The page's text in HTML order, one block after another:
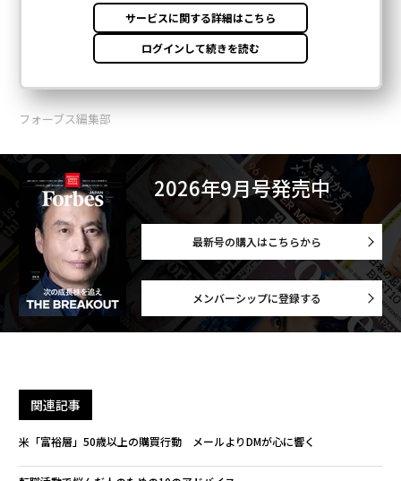
フォーブス編集部
2026年9月号発売中
最新号の購入はこちらから
メンバーシップに登録する
関連記事
米「富裕層」50歳以上の購買行動 メールよりDMが心に響く